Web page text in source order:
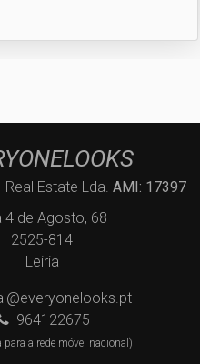
Estate Lda. AMI: 17397
4 de Agosto, 68
2525-814
Leiria
964122675
para a rede móvel nacional)